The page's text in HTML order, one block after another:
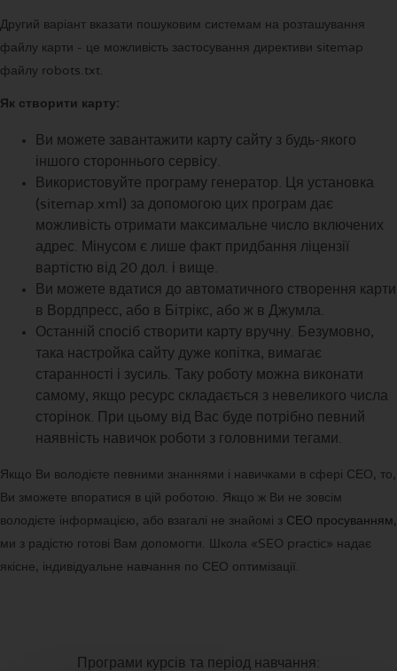
Другий варіант вказати пошуковим системам на розташування
файлу карти - це можливість застосування директиви sitemap
файлу robots.txt.
Як створити карту:
Ви можете завантажити карту сайту з будь-якого
іншого стороннього сервісу.
Використовуйте програму генератор. Ця установка
(sitemap.xml) за допомогою цих програм дає
можливість отримати максимальне число включених
адрес. Мінусом є лише факт придбання ліцензії
вартістю від 20 дол. і вище.
Ви можете вдатися до автоматичного створення карти
в Вордпресс, або в Бітрікс, або ж в Джумла.
Останній спосіб створити карту вручну. Безумовно,
така настройка сайту дуже копітка, вимагає
старанності і зусиль. Таку роботу можна виконати
самому, якщо ресурс складається з невеликого числа
сторінок. При цьому від Вас буде потрібно певний
наявність навичок роботи з головними тегами.
Якщо Ви володієте певними знаннями і навичками в сфері СЕО, то,
Ви зможете впоратися в цій роботою. Якщо ж Ви не зовсім
володієте інформацією, або взагалі не знайомі з СЕО просуванням,
ми з радістю готові Вам допомогти. Школа «SEO practic» надає
якісне, індивідуальне навчання по СЕО оптимізації.
Програми курсів та період навчання: